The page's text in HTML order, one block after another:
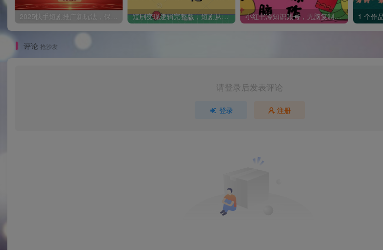
2025快手短剧推广新玩法，保姆级教学，日入多张，可矩阵操作 短剧变现逻辑完整版，短剧从小白到大佬速成记 小红书冷知识账号，无脑复制粘贴，5分钟即可变现3张
评论 抢沙发
请登录后发表评论
登录 注册